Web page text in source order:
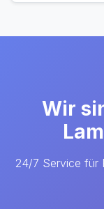
Wir
24/7 Service für